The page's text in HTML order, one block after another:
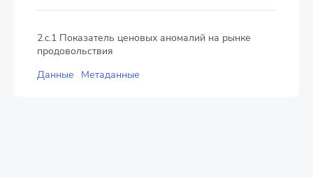
2.c.1 Показатель ценовых аномалий на рынке
продовольствия
Данные
Метаданные